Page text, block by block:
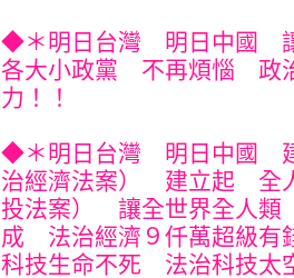
◆＊明日台灣 明日中國
各大小政黨 不再煩惱
力！！
◆＊明日台灣 明日中國
治經濟法案） 建立起 全
投法案） 讓全世界全人
成 法治經濟９仟萬超級
科技生命不死 法治科技太